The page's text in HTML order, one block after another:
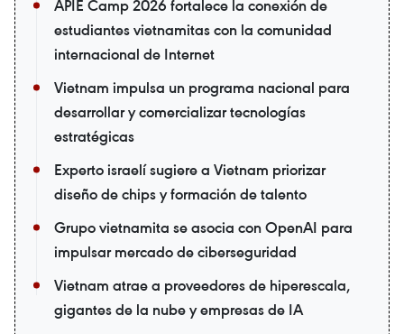
APIE Camp 2026 fortalece la conexión de
estudiantes vietnamitas con la comunidad
internacional de Internet
Vietnam impulsa un programa nacional para
desarrollar y comercializar tecnologías
estratégicas
Experto israelí sugiere a Vietnam priorizar
diseño de chips y formación de talento
Grupo vietnamita se asocia con OpenAI para
impulsar mercado de ciberseguridad
Vietnam atrae a proveedores de hiperescala,
gigantes de la nube y empresas de IA